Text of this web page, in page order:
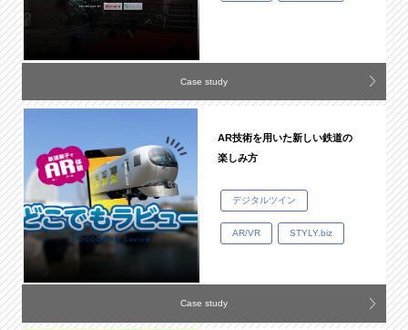
Case study
Case study
AR技術を用いた新しい鉄道の
楽しみ方
デジタルツイン
AR/VR STYLY.biz